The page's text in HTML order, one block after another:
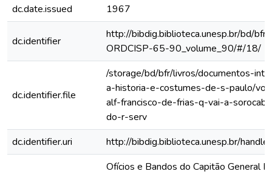
dc.date.issued
1967
dc.identifier
http://bibdig.biblioteca.unesp.br/bd/
ORDCISP-65-90_volume_90/#/18/
dc.identifier.file
/storage/bd/bfr/livros/documentos-
a-historia-e-costumes-de-s-paulo/
alf-francisco-de-frias-q-vai-a-
do-r-serv
dc.identifier.uri
http://bibdig.biblioteca.unesp.br/
Ofícios e Bandos do Capitão General